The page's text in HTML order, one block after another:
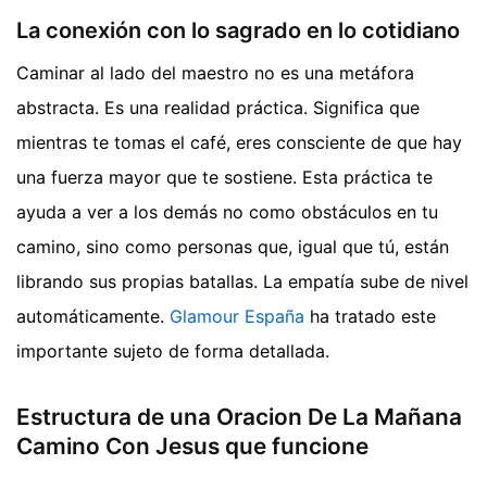
La conexión con lo sagrado en lo cotidiano
Caminar al lado del maestro no es una metáfora
abstracta. Es una realidad práctica. Significa que
mientras te tomas el café, eres consciente de que hay
una fuerza mayor que te sostiene. Esta práctica te
ayuda a ver a los demás no como obstáculos en tu
camino, sino como personas que, igual que tú, están
librando sus propias batallas. La empatía sube de nivel
automáticamente. Glamour España ha tratado este
importante sujeto de forma detallada.
Estructura de una Oracion De La Mañana
Camino Con Jesus que funcione